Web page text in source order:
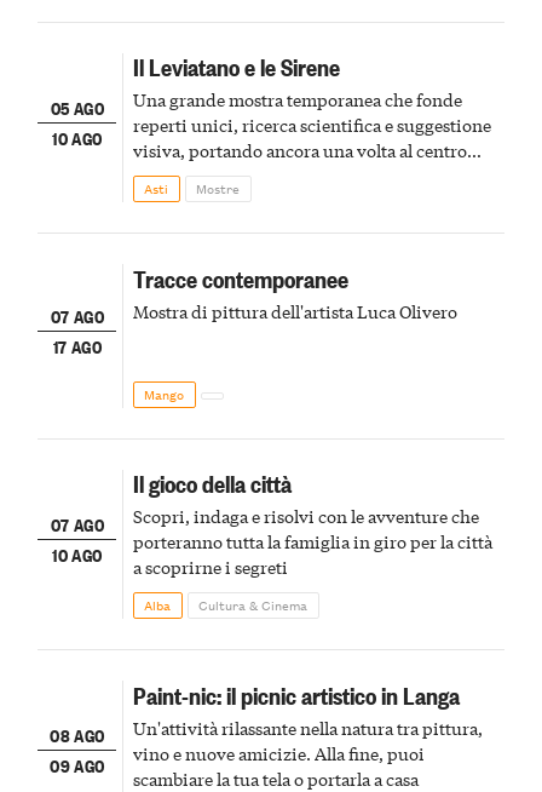
05 AGO
10 AGO
Il Leviatano e le Sirene
Una grande mostra temporanea che fonde
reperti unici, ricerca scientifica e suggestione
visiva, portando ancora una volta al centro
della scena le meraviglie del passato astigiano
Asti Mostre
07 AGO
17 AGO
Tracce contemporanee
Mostra di pittura dell'artista Luca Olivero
Mango
07 AGO
10 AGO
Il gioco della città
Scopri, indaga e risolvi con le avventure che
porteranno tutta la famiglia in giro per la città
a scoprirne i segreti
Alba Cultura & Cinema
08 AGO
09 AGO
Paint-nic: il picnic artistico in Langa
Un'attività rilassante nella natura tra pittura,
vino e nuove amicizie. Alla fine, puoi
scambiare la tua tela o portarla a casa